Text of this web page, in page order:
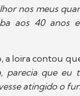
nos meus
aos 40 anos
loira contou
parecia que eu
atingido o